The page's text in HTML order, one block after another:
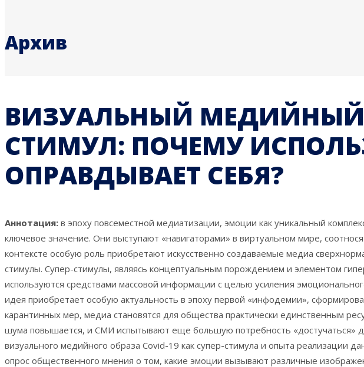
Архив
ВИЗУАЛЬНЫЙ МЕДИЙНЫЙ
СТИМУЛ: ПОЧЕМУ
ОПРАВДЫВАЕТ СЕБЯ?
Аннотация: в эпоху повсеместной медиатизации, эмоции как уникальный
ключевое значение. Они выступают «навигаторами» в виртуальном мире,
контексте особую роль приобретают искусственно создаваемые медиа
стимулы. Супер-стимулы, являясь концептуальным порождением и элементом
используются средствами массовой информации с целью усиления
идея приобретает особую актуальность в эпоху первой «инфодемии»,
карантинных мер, медиа становятся для общества практически единственным
шума повышается, и СМИ испытывают еще большую потребность «достучаться»
визуального медийного образа Covid-19 как супер-стимула и опыта реализации
опрос общественного мнения о том, какие эмоции вызывают различные